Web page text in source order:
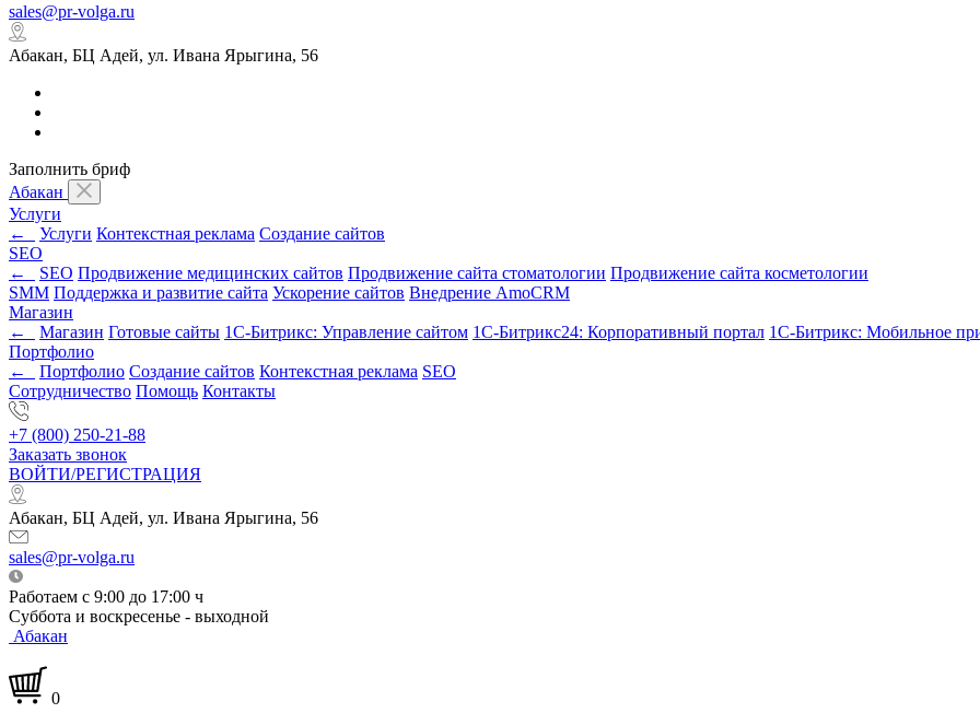
sales@pr-volga.ru
Абакан, БЦ Адей, ул. Ивана Ярыгина, 56
Заполнить бриф
Абакан
Услуги
←
Услуги Контекстная реклама Создание сайтов
SEO
←
SEO Продвижение медицинских сайтов Продвижение сайта стоматологии Продвижение сайта косметологии
SMM Поддержка и развитие сайта Ускорение сайтов Внедрение AmoCRM
Магазин
←
Магазин Готовые сайты 1С-Битрикс: Управление сайтом 1С-Битрикс24: Корпоративный портал 1С-Битрикс: Мобильное
Портфолио
←
Портфолио Создание сайтов Контекстная реклама SEO
Сотрудничество Помощь Контакты
+7 (800) 250-21-88
Заказать звонок
ВОЙТИ/РЕГИСТРАЦИЯ
Абакан, БЦ Адей, ул. Ивана Ярыгина, 56
sales@pr-volga.ru
Работаем с 9:00 до 17:00 ч
Суббота и воскресенье - выходной
Абакан
0